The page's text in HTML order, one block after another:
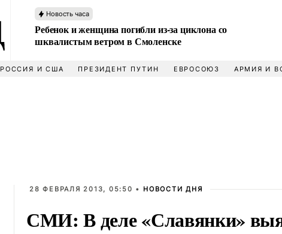
Новость часа
Ребенок и женщина погибли из-за циклона со
шквалистым ветром в Смоленске
РОССИЯ И США ПРЕЗИДЕНТ ПУТИН ЕВРОСОЮЗ АРМИЯ И
28 ФЕВРАЛЯ 2013, 05:50 • НОВОСТИ ДНЯ
СМИ: В деле «Славянки»